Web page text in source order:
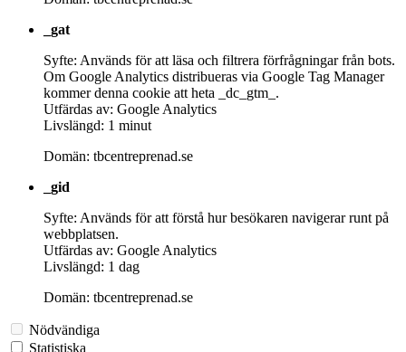
_gat
Syfte: Används för att läsa och filtrera förfrågningar från bots.
Om Google Analytics distribueras via Google Tag Manager
kommer denna cookie att heta _dc_gtm_.
Utfärdas av: Google Analytics
Livslängd: 1 minut
Domän: tbcentreprenad.se
_gid
Syfte: Används för att förstå hur besökaren navigerar runt på
webbplatsen.
Utfärdas av: Google Analytics
Livslängd: 1 dag
Domän: tbcentreprenad.se
Nödvändiga
Statistiska